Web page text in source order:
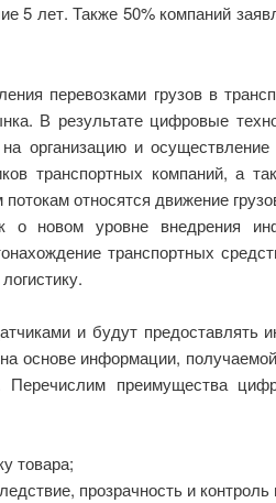
5 лет. Также 50% компаний
перевозками грузов в
В результате цифровые
организацию и осуществление
транспортных компаний, а
относятся движение
новом уровне внедрения
транспортных
и будут предоставлять
основе информации,
преимущества
товара;
прозрачность и